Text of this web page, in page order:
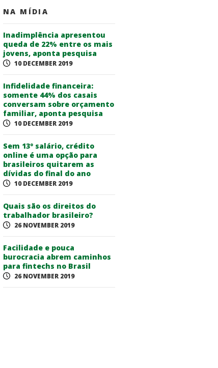
NA MÍDIA
Inadimplência apresentou
queda de 22% entre os mais
jovens, aponta pesquisa
10 DECEMBER 2019
Infidelidade financeira:
somente 44% dos casais
conversam sobre orçamento
familiar, aponta pesquisa
10 DECEMBER 2019
Sem 13º salário, crédito
online é uma opção para
brasileiros quitarem as
dívidas do final do ano
10 DECEMBER 2019
Quais são os direitos do
trabalhador brasileiro?
26 NOVEMBER 2019
Facilidade e pouca
burocracia abrem caminhos
para fintechs no Brasil
26 NOVEMBER 2019